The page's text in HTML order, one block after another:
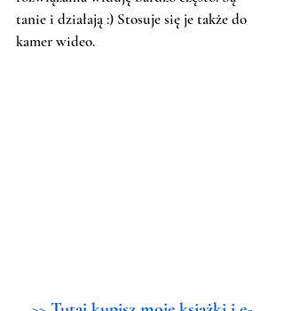
tanie i działają :) Stosuje się je także do
kamer wideo.